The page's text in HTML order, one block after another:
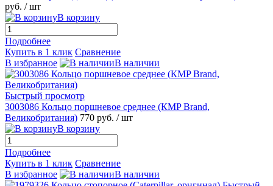
руб. / шт
В корзину
Подробнее
Купить в 1 клик Сравнение
В избранное
В наличии
Быстрый просмотр
3003086 Кольцо поршневое среднее (КMP Brand,
Великобритания) 770 руб. / шт
В корзину
Подробнее
Купить в 1 клик Сравнение
В избранное
В наличии